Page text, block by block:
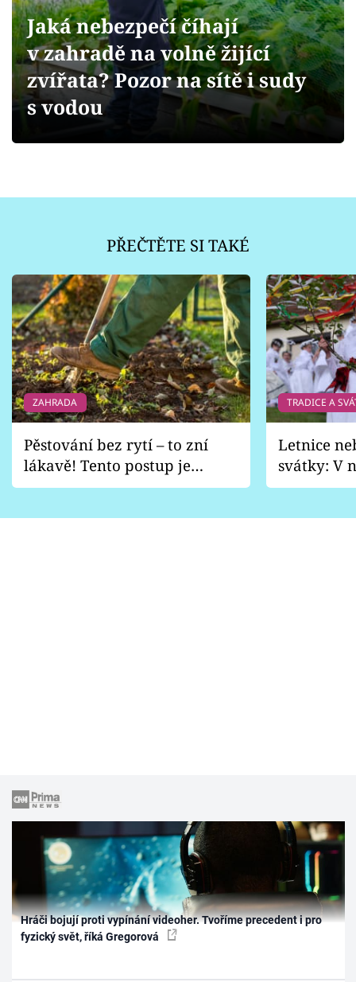
Přihlášení
Sledujte nás
Jaká nebezpečí číhají
v zahradě na volně žijící
zvířata? Pozor na sítě i sudy
s vodou
PŘEČTĚTE SI TAKÉ
ZAHRADA
Pěstování bez rytí – to zní
lákavě! Tento postup je
vhodný jen pro některé
TRADICE A
Letnice
svátky: V
pondělí
Hráči bojují proti vypínání videoher. Tvoříme precedent i pro
fyzický svět, říká Gregorová